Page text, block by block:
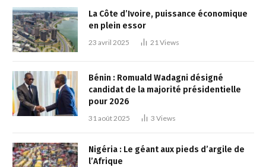
La Côte d’Ivoire, puissance économique
en plein essor
23 avril 2025 21 Views
Bénin : Romuald Wadagni désigné
candidat de la majorité présidentielle
pour 2026
31 août 2025 3 Views
Nigéria : Le géant aux pieds d’argile de
l’Afrique